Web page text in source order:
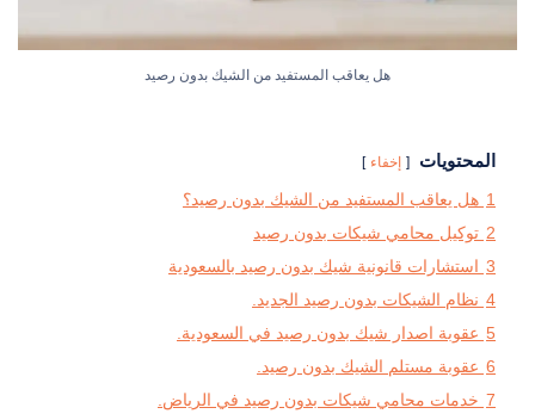
هل يعاقب المستفيد من الشيك بدون رصيد
المحتويات إخفاء
1 هل يعاقب المستفيد من الشيك بدون رصيد؟
2 توكيل محامي شيكات بدون رصيد
3
استشارات قانونية شيك بدون رصيد بالسعودية
4 نظام الشيكات بدون رصيد الجديد.
5 عقوبة اصدار شيك بدون رصيد في السعودية.
6 عقوبة مستلم الشيك بدون رصيد.
7 خدمات محامي شيكات بدون رصيد في الرياض.